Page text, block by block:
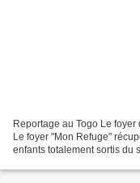
Reportage au Togo Le
Le foyer "Mon Refuge"
enfants totalement sortis du